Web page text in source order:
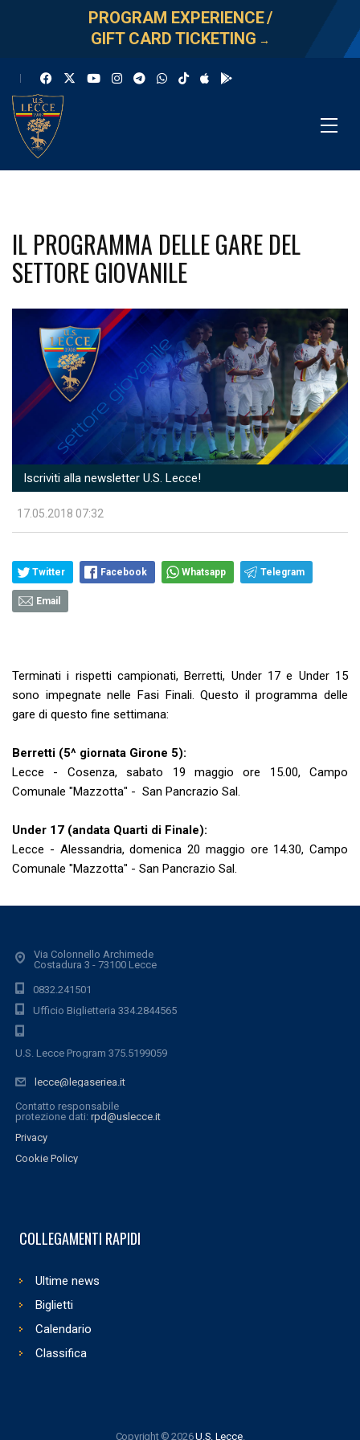
PROGRAM EXPERIENCE/
GIFT CARD TICKETING →
IL PROGRAMMA DELLE GARE DEL
SETTORE GIOVANILE
Iscriviti alla newsletter U.S. Lecce!
17.05.2018 07:32
Twitter Facebook Whatsapp Telegram
Email
Terminati i rispetti campionati, Berretti, Under 17 e Under 15
sono impegnate nelle Fasi Finali. Questo il programma delle
gare di questo fine settimana:
Berretti (5^ giornata Girone 5):
Lecce - Cosenza, sabato 19 maggio ore 15.00, Campo
Comunale "Mazzotta" - San Pancrazio Sal.
Under 17 (andata Quarti di Finale):
Lecce - Alessandria, domenica 20 maggio ore 14.30, Campo
Comunale "Mazzotta" - San Pancrazio Sal.
Via Colonnello Archimede
Costadura 3 - 73100 Lecce
0832.241501
Ufficio Biglietteria 334.2844565
U.S. Lecce Program 375.5199059
lecce@legaseriea.it
Contatto responsabile
protezione dati: rpd@uslecce.it
Privacy
Cookie Policy
COLLEGAMENTI RAPIDI
Ultime news
Biglietti
Calendario
Classifica
Copyright © 2026U.S. Lecce.